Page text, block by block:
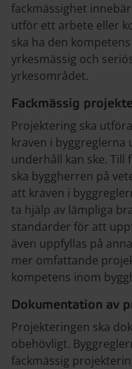
fackmässighet
utför ett arbete eller
ska ha den
yrkesmässig och
yrkesområdet.
Fackmässig
Projektering ska
kraven i
underhåll kan ske. Till
ska byggherren på
att kraven i
ta hjälp av lämpliga
standarder för att
även uppfyllas på
mer omfattande
kompetens inom
Dokumentation av
Projekteringen ska
obehövligt.
fackmässig